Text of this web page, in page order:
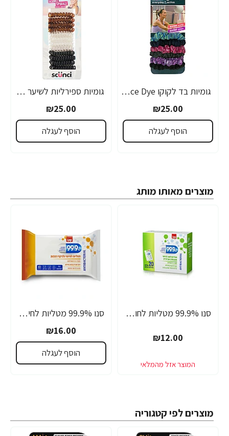
גומיות בד לקוקו Space Dye נוחות - 6 יחידות - מבית Scunci
₪25.00
הוסף לעגלה
גומיות ספירליות לשיער - 12 יחידות - מבית Scunci
₪25.00
הוסף לעגלה
מוצרים מאותו מותג
סנו 99.9% מטליות לחות אישיות לחיטוי משטחים ואביזרים - 20 מגבונים
₪12.00
סנו 99.9% מטליות לחיטוי ולניקוי רצפות - 10 יחידות
₪16.00
הוסף לעגלה
מוצרים לפי קטגוריה